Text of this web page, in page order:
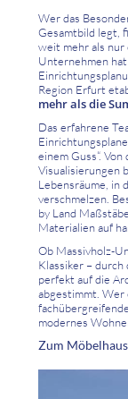
Wer das
Gesamtbild legt,
weit mehr als nur
Unternehmen
Region Erfurt
mehr als die
Das erfahrene
einem Guss“.
Visualisierungen
Lebensräume, in
verschmelzen.
by Land
Materialien auf
Ob Massivholz-
Klassiker –
perfekt auf die
abgestimmt. Wer
modernes
Zum